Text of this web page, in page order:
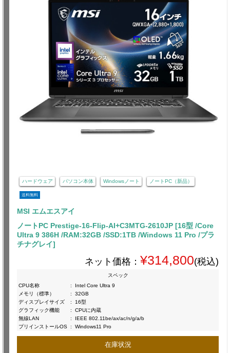
ハードウェア パソコン本体 Windowsノート ノートPC（新品）
送料無料
MSI エムエスアイ
ノートPC Prestige-16-Flip-AI+C3MTG-2610JP [16型 /Core
Ultra 9 386H /RAM:32GB /SSD:1TB /Windows 11 Pro /プラ
チナグレイ]
ネット価格： ¥314,800(税込)
スペック
CPU名称
:
Intel Core Ultra 9
メモリ（標準）
:
32GB
ディスプレイサイズ
:
16型
グラフィック機能
:
CPUに内蔵
無線LAN
:
IEEE 802.11be/ax/ac/n/g/a/b
プリインストールOS : Windows11 Pro
在庫状況